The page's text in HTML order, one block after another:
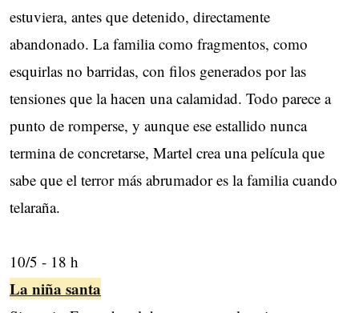
estuviera, antes que detenido, directamente
abandonado. La familia como fragmentos, como
esquirlas no barridas, con filos generados por las
tensiones que la hacen una calamidad. Todo parece a
punto de romperse, y aunque ese estallido nunca
termina de concretarse, Martel crea una película que
sabe que el terror más abrumador es la familia cuando
telaraña.
10/5 - 18 h
La niña santa